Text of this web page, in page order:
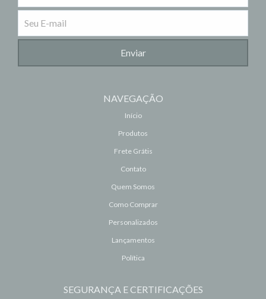
NAVEGAÇÃO
Início
Produtos
Frete Grátis
Contato
Quem Somos
Como Comprar
Personalizados
Lançamentos
Política
SEGURANÇA E CERTIFICAÇÕES